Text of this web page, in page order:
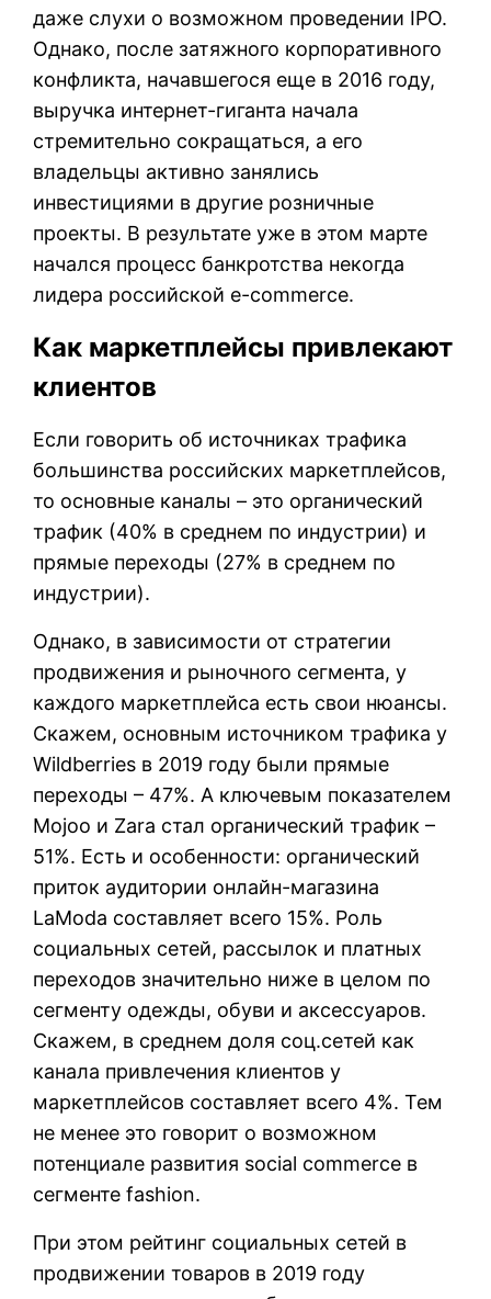
даже слухи о возможном проведении IPO.
Однако, после затяжного корпоративного
конфликта, начавшегося еще в 2016 году,
выручка интернет-гиганта начала
стремительно сокращаться, а его
владельцы активно занялись
инвестициями в другие розничные
проекты. В результате уже в этом марте
начался процесс банкротства некогда
лидера российской e-commerce.
Как маркетплейсы привлекают
клиентов
Если говорить об источниках трафика
большинства российских маркетплейсов,
то основные каналы – это органический
трафик (40% в среднем по индустрии) и
прямые переходы (27% в среднем по
индустрии).
Однако, в зависимости от стратегии
продвижения и рыночного сегмента, у
каждого маркетплейса есть свои нюансы.
Скажем, основным источником трафика у
Wildberries в 2019 году были прямые
переходы – 47%. А ключевым показателем
Mojoo и Zara стал органический трафик –
51%. Есть и особенности: органический
приток аудитории онлайн-магазина
LaModa составляет всего 15%. Роль
социальных сетей, рассылок и платных
переходов значительно ниже в целом по
сегменту одежды, обуви и аксессуаров.
Скажем, в среднем доля соц.сетей как
канала привлечения клиентов у
маркетплейсов составляет всего 4%. Тем
не менее это говорит о возможном
потенциале развития social commerce в
сегменте fashion.
При этом рейтинг социальных сетей в
продвижении товаров в 2019 году